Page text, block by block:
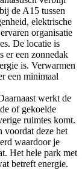
de A15 tussen
elektrische
organisatie
De locatie is
er een zonnedak
is. Verwarmen
een minimaal
werkt de
of gekoelde
ruimtes komt.
deze het
waardoor je
Het hele park met
betreft energie.